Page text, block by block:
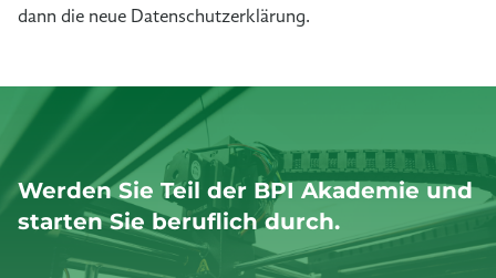
dann die neue Datenschutzerklärung.
Werden Sie Teil der BPI Akademie und
starten Sie beruflich durch.